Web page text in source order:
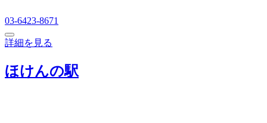
03-6423-8671
詳細を見る
ほけんの駅